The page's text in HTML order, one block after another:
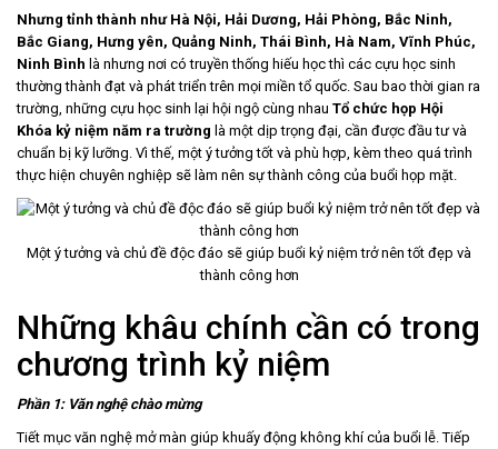
Nhưng tỉnh thành như Hà Nội, Hải Dương, Hải Phòng, Bắc Ninh,
Bắc Giang, Hưng yên, Quảng Ninh, Thái Bình, Hà Nam, Vĩnh Phúc,
Ninh Bình là nhưng nơi có truyền thống hiếu học thì các cựu học sinh
thường thành đạt và phát triển trên mọi miền tổ quốc. Sau bao thời gian ra
trường, những cựu học sinh lại hội ngộ cùng nhau Tổ chức họp Hội
Khóa kỷ niệm năm ra trường là một dịp trọng đại, cần được đầu tư và
chuẩn bị kỹ lưỡng. Vì thế, một ý tưởng tốt và phù hợp, kèm theo quá trình
thực hiện chuyên nghiệp sẽ làm nên sự thành công của buổi họp mặt.
Một ý tưởng và chủ đề độc đáo sẽ giúp buổi kỷ niệm trở nên tốt đẹp và
thành công hơn
Những khâu chính cần có trong
chương trình kỷ niệm
Phần 1: Văn nghệ chào mừng
Tiết mục văn nghệ mở màn giúp khuấy động không khí của buổi lễ. Tiếp